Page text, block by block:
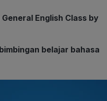
General English Class by
belajar bahasa